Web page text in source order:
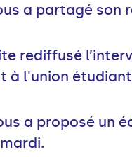
a partagé son
rediffusé
à l'union
a proposé un